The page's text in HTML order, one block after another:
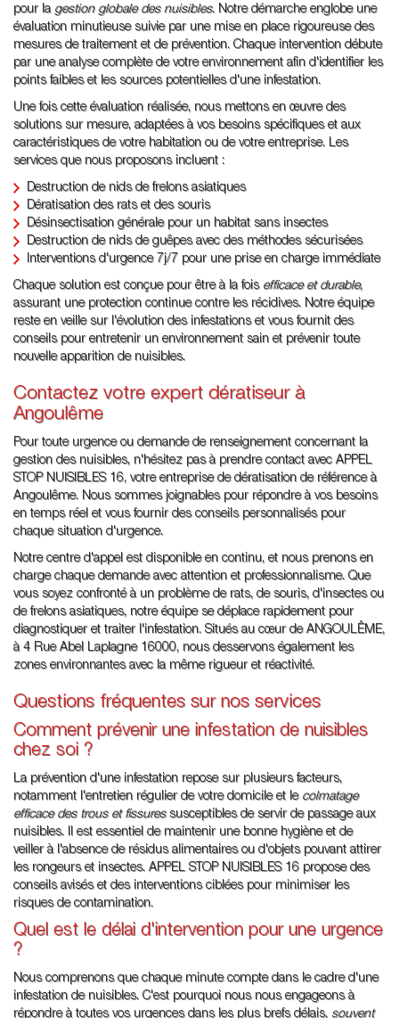
pour la gestion globale des nuisibles. Notre démarche englobe une
évaluation minutieuse suivie par une mise en place rigoureuse des
mesures de traitement et de prévention. Chaque intervention débute
par une analyse complète de votre environnement afin d'identifier les
points faibles et les sources potentielles d'une infestation.
Une fois cette évaluation réalisée, nous mettons en œuvre des
solutions sur mesure, adaptées à vos besoins spécifiques et aux
caractéristiques de votre habitation ou de votre entreprise. Les
services que nous proposons incluent :
Destruction de nids de frelons asiatiques
Dératisation des rats et des souris
Désinsectisation générale pour un habitat sans insectes
Destruction de nids de guêpes avec des méthodes sécurisées
Interventions d'urgence 7j/7 pour une prise en charge immédiate
Chaque solution est conçue pour être à la fois efficace et durable,
assurant une protection continue contre les récidives. Notre équipe
reste en veille sur l'évolution des infestations et vous fournit des
conseils pour entretenir un environnement sain et prévenir toute
nouvelle apparition de nuisibles.
Contactez votre expert dératiseur à
Angoulême
Pour toute urgence ou demande de renseignement concernant la
gestion des nuisibles, n'hésitez pas à prendre contact avec APPEL
STOP NUISIBLES 16, votre entreprise de dératisation de référence à
Angoulême. Nous sommes joignables pour répondre à vos besoins
en temps réel et vous fournir des conseils personnalisés pour
chaque situation d'urgence.
Notre centre d'appel est disponible en continu, et nous prenons en
charge chaque demande avec attention et professionnalisme. Que
vous soyez confronté à un problème de rats, de souris, d'insectes ou
de frelons asiatiques, notre équipe se déplace rapidement pour
diagnostiquer et traiter l'infestation. Situés au cœur de ANGOULÊME,
à 4 Rue Abel Laplagne 16000, nous desservons également les
zones environnantes avec la même rigueur et réactivité.
Questions fréquentes sur nos services
Comment prévenir une infestation de nuisibles
chez soi ?
La prévention d'une infestation repose sur plusieurs facteurs,
notamment l'entretien régulier de votre domicile et le colmatage
efficace des trous et fissuressusceptibles de servir de passage aux
nuisibles. Il est essentiel de maintenir une bonne hygiène et de
veiller à l'absence de résidus alimentaires ou d'objets pouvant attirer
les rongeurs et insectes. APPEL STOP NUISIBLES 16 propose des
conseils avisés et des interventions ciblées pour minimiser les
risques de contamination.
Quel est le délai d'intervention pour une urgence
?
Nous comprenons que chaque minute compte dans le cadre d'une
infestation de nuisibles. C'est pourquoi nous nous engageons à
répondre à toutes vos urgences dans les plus brefs délais, souvent